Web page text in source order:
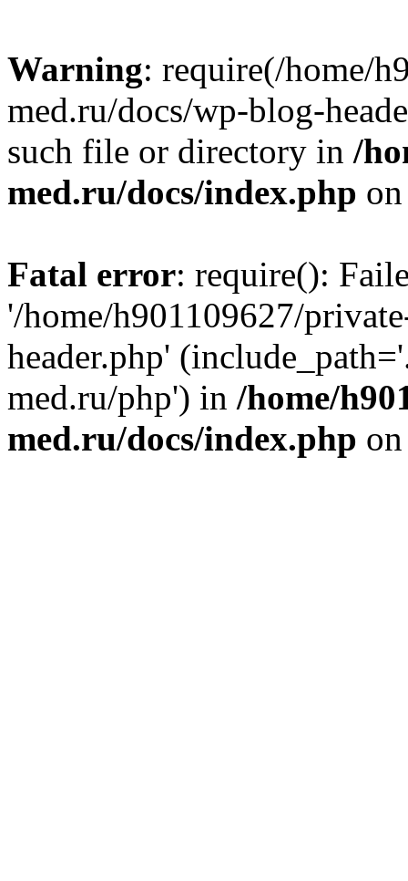
Warning: require(/home/
med.ru/docs/wp-blog-
such file or directory in /
med.ru/docs/index.php
Fatal error: require():
'/home/h901109627/
header.php'
med.ru/php') in /home/
med.ru/docs/index.php